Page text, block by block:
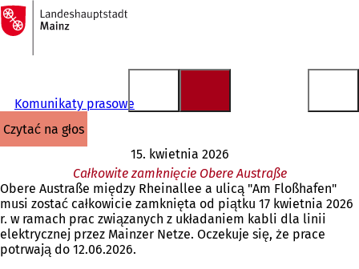
Przejdź do treści
Do
strony
głównej
Komunikaty prasowe
czytać na głos
15. kwietnia 2026
Całkowite zamknięcie Obere Austraße
Obere Austraße między Rheinallee a ulicą "Am Floßhafen"
musi zostać całkowicie zamknięta od piątku 17 kwietnia 2026
r. w ramach prac związanych z układaniem kabli dla linii
elektrycznej przez Mainzer Netze. Oczekuje się, że prace
potrwają do 12.06.2026.